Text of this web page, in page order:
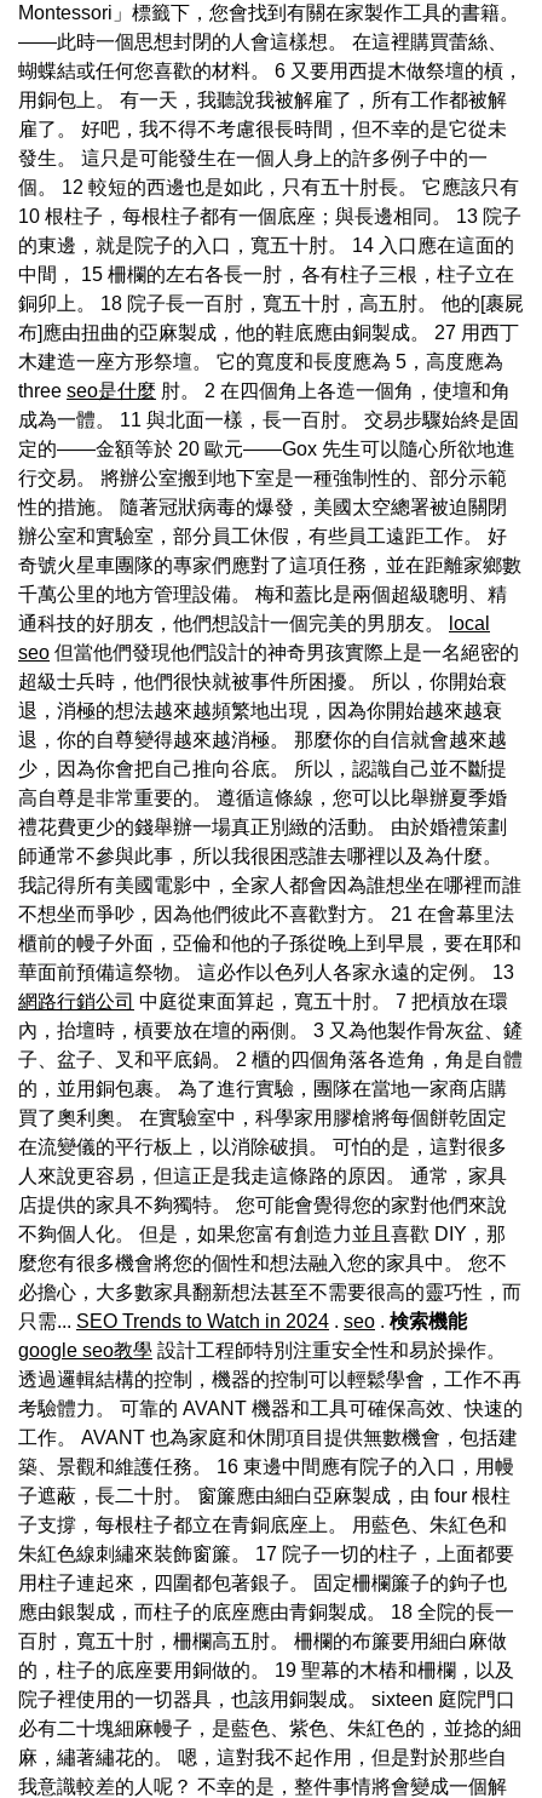
Montessori」標籤下，您會找到有關在家製作工具的書籍。
——此時一個思想封閉的人會這樣想。 在這裡購買蕾絲、
蝴蝶結或任何您喜歡的材料。 6 又要用西提木做祭壇的槓，
用銅包上。 有一天，我聽說我被解雇了，所有工作都被解
雇了。 好吧，我不得不考慮很長時間，但不幸的是它從未
發生。 這只是可能發生在一個人身上的許多例子中的一
個。 12 較短的西邊也是如此，只有五十肘長。 它應該只有
10 根柱子，每根柱子都有一個底座；與長邊相同。 13 院子
的東邊，就是院子的入口，寬五十肘。 14 入口應在這面的
中間， 15 柵欄的左右各長一肘，各有柱子三根，柱子立在
銅卯上。 18 院子長一百肘，寬五十肘，高五肘。 他的[裹屍
布]應由扭曲的亞麻製成，他的鞋底應由銅製成。 27 用西丁
木建造一座方形祭壇。 它的寬度和長度應為 5，高度應為
three seo是什麼 肘。 2 在四個角上各造一個角，使壇和角
成為一體。 11 與北面一樣，長一百肘。 交易步驟始終是固
定的——金額等於 20 歐元——Gox 先生可以隨心所欲地進
行交易。 將辦公室搬到地下室是一種強制性的、部分示範
性的措施。 隨著冠狀病毒的爆發，美國太空總署被迫關閉
辦公室和實驗室，部分員工休假，有些員工遠距工作。 好
奇號火星車團隊的專家們應對了這項任務，並在距離家鄉數
千萬公里的地方管理設備。 梅和蓋比是兩個超級聰明、精
通科技的好朋友，他們想設計一個完美的男朋友。
local
seo 但當他們發現他們設計的神奇男孩實際上是一名絕密的
超級士兵時，他們很快就被事件所困擾。 所以，你開始衰
退，消極的想法越來越頻繁地出現，因為你開始越來越衰
退，你的自尊變得越來越消極。 那麼你的自信就會越來越
少，因為你會把自己推向谷底。 所以，認識自己並不斷提
高自尊是非常重要的。 遵循這條線，您可以比舉辦夏季婚
禮花費更少的錢舉辦一場真正別緻的活動。 由於婚禮策劃
師通常不參與此事，所以我很困惑誰去哪裡以及為什麼。
我記得所有美國電影中，全家人都會因為誰想坐在哪裡而誰
不想坐而爭吵，因為他們彼此不喜歡對方。 21 在會幕里法
櫃前的幔子外面，亞倫和他的子孫從晚上到早晨，要在耶和
華面前預備這祭物。 這必作以色列人各家永遠的定例。 13
網路行銷公司 中庭從東面算起，寬五十肘。 7 把槓放在環
內，抬壇時，槓要放在壇的兩側。 3 又為他製作骨灰盆、鏟
子、盆子、叉和平底鍋。 2 櫃的四個角落各造角，角是自體
的，並用銅包裹。 為了進行實驗，團隊在當地一家商店購
買了奧利奧。 在實驗室中，科學家用膠槍將每個餅乾固定
在流變儀的平行板上，以消除破損。 可怕的是，這對很多
人來說更容易，但這正是我走這條路的原因。 通常，家具
店提供的家具不夠獨特。 您可能會覺得您的家對他們來說
不夠個人化。 但是，如果您富有創造力並且喜歡 DIY，那
麼您有很多機會將您的個性和想法融入您的家具中。 您不
必擔心，大多數家具翻新想法甚至不需要很高的靈巧性，而
只需... SEO Trends to Watch in 2024 . seo . 検索機能
google seo教學 設計工程師特別注重安全性和易於操作。
透過邏輯結構的控制，機器的控制可以輕鬆學會，工作不再
考驗體力。 可靠的 AVANT 機器和工具可確保高效、快速的
工作。 AVANT 也為家庭和休閒項目提供無數機會，包括建
築、景觀和維護任務。 16 東邊中間應有院子的入口，用幔
子遮蔽，長二十肘。 窗簾應由細白亞麻製成，由 four 根柱
子支撐，每根柱子都立在青銅底座上。 用藍色、朱紅色和
朱紅色線刺繡來裝飾窗簾。 17 院子一切的柱子，上面都要
用柱子連起來，四圍都包著銀子。 固定柵欄簾子的鉤子也
應由銀製成，而柱子的底座應由青銅製成。 18 全院的長一
百肘，寬五十肘，柵欄高五肘。 柵欄的布簾要用細白麻做
的，柱子的底座要用銅做的。 19 聖幕的木樁和柵欄，以及
院子裡使用的一切器具，也該用銅製成。 sixteen 庭院門口
必有二十塊細麻幔子，是藍色、紫色、朱紅色的，並捻的細
麻，繡著繡花的。 嗯，這對我不起作用，但是對於那些自
我意識較差的人呢？ 不幸的是，整件事情將會變成一個解